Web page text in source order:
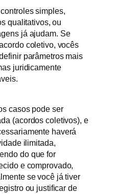
simples,
qualitativos, ou
já ajudam. Se
coletivo, vocês
parâmetros mais
juridicamente
casos pode ser
(acordos coletivos), e
haverá
ilimitada,
do que for
e comprovado,
se você já tiver
ou justificar de